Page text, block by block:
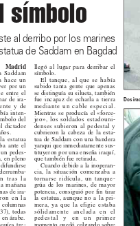
símbolo
al derribo por los marines
de Saddam en Bagdad
Madrid
un
por un
entre el
de ira-
y de
inten-
del
estatua
ante el
pedes-
en pleno
la
de ira-
en la
todas
árabe.
tre-
llegó al lugar para derribar el
símbolo.
El tanque, al que se había
subido tanta gente que apenas
se distinguía su silueta, también
fue incapaz de echarla a tierra
mediante un cable especial.
Mientras se producía el «force-
jeo», los soldados estadouni-
denses subieron al pedestal y
cubrieron la cabeza de la esta-
tua de Saddam con una bandera
yanqui que inmediatamente sus-
tituyeron por una enseña iraquí,
que también fue retirada.
Cuando debido a la inoperan-
cia, la situación comenzaba a
tornarse ridícula, un tanque-
grúa de los marines, de mayor
potencia, consiguió por fin tirar
la estatua, aunque no a la pri-
mera, ya que la efigie estaba
sólidamente anclada en el
pedestal y en un primer
momento quedó colgando sobre
Dos